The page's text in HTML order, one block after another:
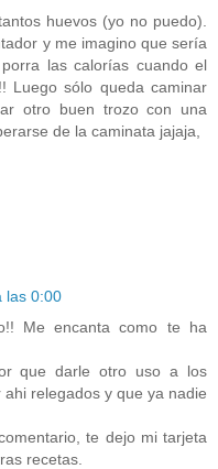
huevos (yo no puedo).
y me imagino que sería
las calorías cuando el
Luego sólo queda caminar
otro buen trozo con una
de la caminata jajaja,
las 0:00
Me encanta como te ha
que darle otro uso a los
relegados y que ya nadie
te dejo mi tarjeta
recetas.